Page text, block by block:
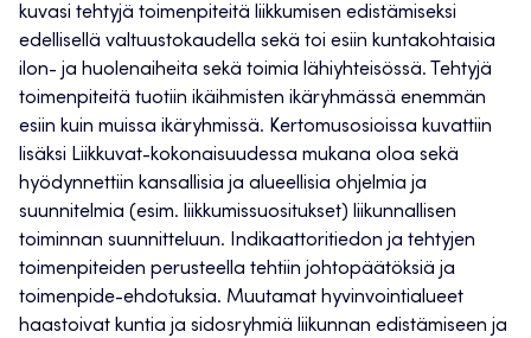
kuvasi tehtyjä toimenpiteitä liikkumisen edistämiseksi
edellisellä valtuustokaudella sekä toi esiin kuntakohtaisia
ilon- ja huolenaiheita sekä toimia lähiyhteisössä. Tehtyjä
toimenpiteitä tuotiin ikäihmisten ikäryhmässä enemmän
esiin kuin muissa ikäryhmissä. Kertomusosioissa kuvattiin
lisäksi Liikkuvat-kokonaisuudessa mukana oloa sekä
hyödynnettiin kansallisia ja alueellisia ohjelmia ja
suunnitelmia (esim. liikkumissuositukset) liikunnallisen
toiminnan suunnitteluun. Indikaattoritiedon ja tehtyjen
toimenpiteiden perusteella tehtiin johtopäätöksiä ja
toimenpide-ehdotuksia. Muutamat hyvinvointialueet
haastoivat kuntia ja sidosryhmiä liikunnan edistämiseen ja